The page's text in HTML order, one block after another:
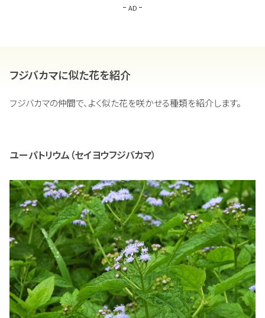
AD
フジバカマに似た花を紹介
フジバカマの仲間で、よく似た花を咲かせる種類を紹介します。
ユーパトリウム（セイヨウフジバカマ）